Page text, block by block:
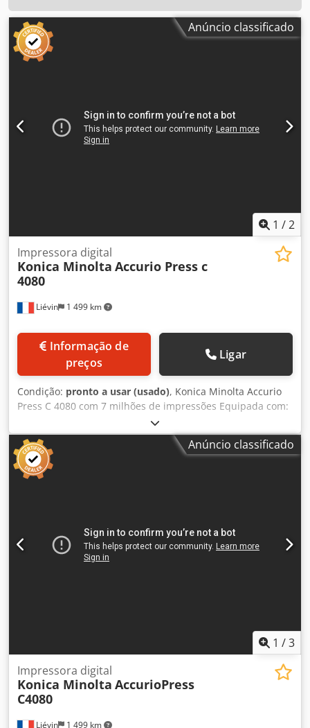
Anúncio classificado
1 /2
Liévin 1 499 km
Impressora digital
Konica Minolta Accurio Press c
4080
preços
Ligar
Condição: pronto a usar (usado), Konica Minolta Accurio
Press C 4080 com 7 milhões de impressões Equipada com:
FS 532 RU 518 m PF 707m IC 609 Csdpfx Akjzadfvo Hsrf
Como varejista experiente de copiadoras usadas,
desenvolvemos uma verdadeira expertise em embalagem
e envio paletizado, garantindo aos nossos clientes
máquinas em perfeito estado ao receberem. Enviamos
copiadoras de produção Konica Minolta, realizando
entregas em todo o mundo sob consulta. Por favor, não
hesite em nos contactar para informações adicionais.
Anúncio classificado
1 /3
Liévin 1 499 km
Impressora digital
Konica Minolta AccurioPress
C4080